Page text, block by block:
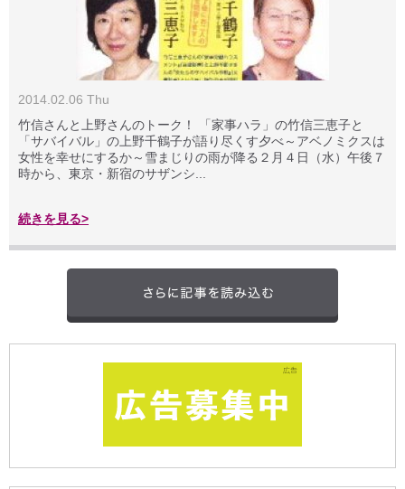
2014.02.06 Thu
竹信さんと上野さんのトーク！ 「家事ハラ」の竹信三恵子と
「サバイバル」の上野千鶴子が語り尽くす夕べ～アベノミクスは
女性を幸せにするか～雪まじりの雨が降る２月４日（水）午後７
時から、東京・新宿のサザンシ...
続きを見る>